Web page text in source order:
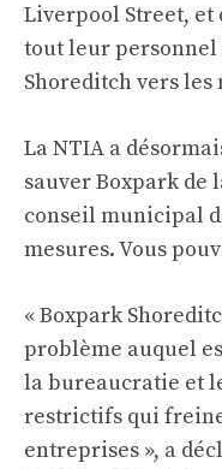
Liverpool Street,
tout leur personnel
Shoreditch vers les
La NTIA a
sauver Boxpark de
conseil municipal
mesures. Vous
« Boxpark
problème auquel
la bureaucratie et
restrictifs qui
entreprises », a